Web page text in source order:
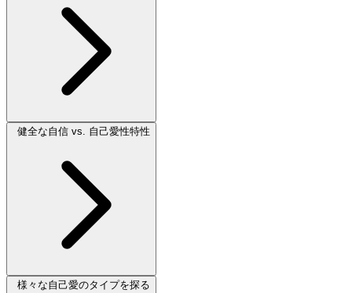
健全な自信 vs. 自己愛性特性
様々な自己愛のタイプを探る